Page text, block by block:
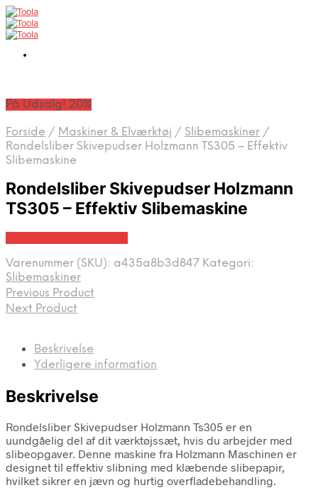
På Udsalg! 20%
Forside / Maskiner & Elværktøj / Slibemaskiner /
Rondelsliber Skivepudser Holzmann TS305 – Effektiv
Slibemaskine
Rondelsliber Skivepudser Holzmann
TS305 – Effektiv Slibemaskine
Varenummer (SKU): a435a8b3d847 Kategori:
Slibemaskiner
Previous Product
Next Product
Beskrivelse
Yderligere information
Beskrivelse
Rondelsliber Skivepudser Holzmann Ts305 er en
uundgåelig del af dit værktøjssæt, hvis du arbejder med
slibeopgaver. Denne maskine fra Holzmann Maschinen er
designet til effektiv slibning med klæbende slibepapir,
hvilket sikrer en jævn og hurtig overfladebehandling.